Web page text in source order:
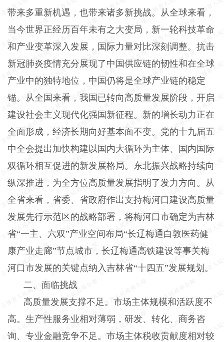
带来多重新机遇，也带来诸多新挑战。从全球来看，
当今世界正经历百年未有之大变局，新一轮科技革命
和产业变革深入发展，国际力量对比深刻调整。抗击
新冠肺炎疫情充分展现了中国供应链的韧性和在全球
产业中的独特地位，中国仍将是全球产业链的稳定
锚。从全国来看，我国已转向高质量发展阶段，开启
建设社会主义现代化强国新征程。新的增长动力正在
全面形成，经济长期向好基本面不变。党的十九届五
中全会提出加快构建以国内大循环为主体、国内国际
双循环相互促进的新发展格局。东北振兴战略持续向
纵深推进，为全方位高质量发展指明了发力方向。从
全省来看，省委、省政府作出支持梅河口建设高质量
发展先行示范区的战略部署，将梅河口市确定为吉林
省“一主、六双”产业空间布局“长辽梅通白敦医药健
康产业走廊”节点城市，长辽梅通高铁建设等事关梅
河口市发展的关键点纳入吉林省“十四五”发展规划。
二、面临挑战
高质量发展支撑不足。市场主体规模和活跃度不
高。生产性服务业相对薄弱，研发、转化、商务咨
询、专业金融竞争不足。市场主体税收贡献度相对较